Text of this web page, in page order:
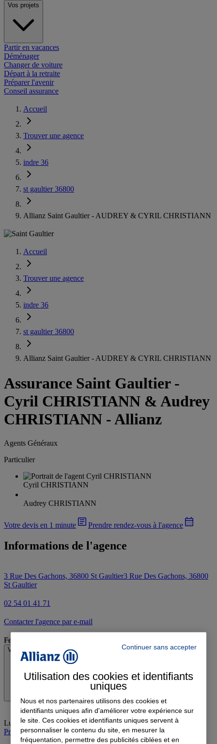
Vos projets
Partir en vacances
Déménager
Changer de voiture
Départ à la retraite
Préparer l'avenir
Conseil assurance
Accueil
Trouver une agence
indre 36
st gaultier 36800
Allianz Saint Gaultier - AUDREY & CYRIL CHRISTIANN
Accueil
Trouver une agence
indre 36
st gaultier 36800
Allianz Saint Gaultier - AUDREY & CYRIL CHRISTIANN
Assurance Saint Gaultier-
Cyril CHRISTIANN & Audrey
CHRISTIANN - Allianz
Agents Généraux
Particulier
Cyril CHRISTIANN
Audrey CHRISTIANN
Votre devis en 1 minute Prendre rendez-vous à l'agence
Informations de l'agence
3 Rue Des Gachons, 36800 St Gaultier3 Rue Des Gachons, 36800
St Gaultier
02 54 01 41 71
Contacter l'agence par e-mail
Fermé
Voir les horaires
Lundi: 09:00-12:00, 14:00-17:45
Prendre rendez-vous à l'agence
Continuer sans accepter
Utilisation des cookies et identifiants
uniques
Nous et nos partenaires utilisons des cookies et
identifiants uniques afin d'améliorer votre expérience sur
le site. Ces cookies et identifiants uniques servent à
personnaliser le contenu du site, en mesurer la
fréquentation, permettre des publicités ciblées et en